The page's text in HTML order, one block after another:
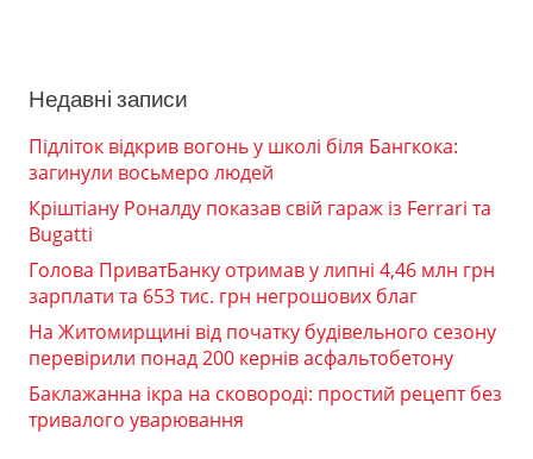
Недавні записи
Підліток відкрив вогонь у школі біля Бангкока:
загинули восьмеро людей
Кріштіану Роналду показав свій гараж із Ferrari та
Bugatti
Голова ПриватБанку отримав у липні 4,46 млн грн
зарплати та 653 тис. грн негрошових благ
На Житомирщині від початку будівельного сезону
перевірили понад 200 кернів асфальтобетону
Баклажанна ікра на сковороді: простий рецепт без
тривалого уварювання